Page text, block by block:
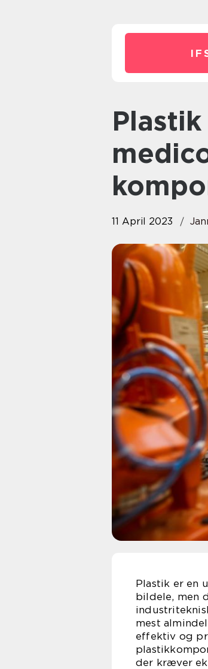
Plastik sprøjtestøbning til
11 April 2023
Plastik er en
bildele, men
mest
effektiv og
der kræver